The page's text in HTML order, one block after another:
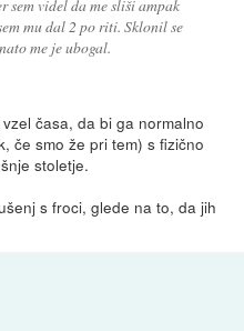
sem videl da me sliši ampak
mu dal 2 po riti. Sklonil se
me je ubogal.
časa, da bi ga normalno
če smo že pri tem) s fizično
stoletje.
s froci, glede na to, da jih